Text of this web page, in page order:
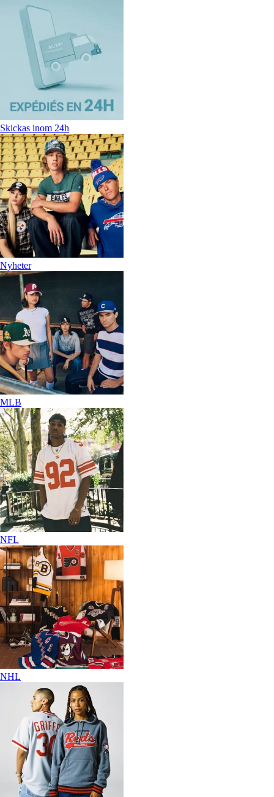
Skickas inom 24h
Nyheter
MLB
NFL
NHL